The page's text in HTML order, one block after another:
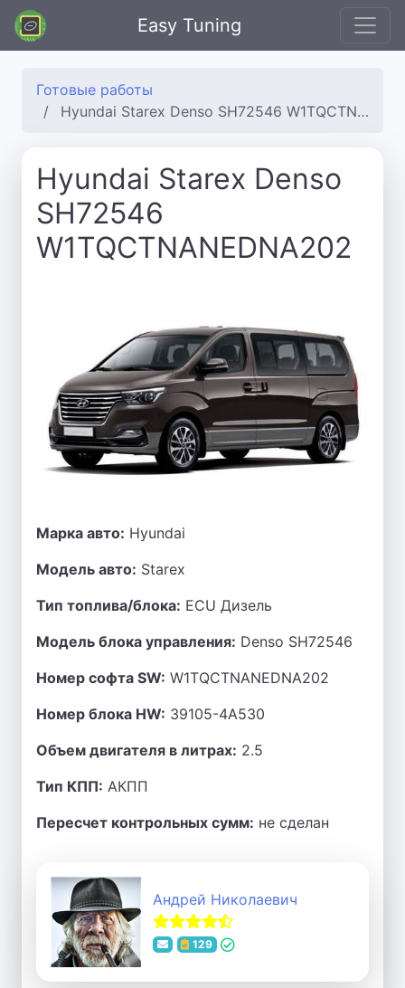
Easy Tuning
Готовые работы
Hyundai Starex Denso SH72546 W1TQCTNANEDNA202
Hyundai Starex Denso
SH72546
W1TQCTNANEDNA202
Марка авто: Hyundai
Модель авто: Starex
Тип топлива/блока: ECU Дизель
Модель блока управления: Denso SH72546
Номер софта SW: W1TQCTNANEDNA202
Номер блока HW: 39105-4A530
Объем двигателя в литрах: 2.5
Тип КПП: АКПП
Пересчет контрольных сумм: не сделан
Андрей Николаевич
129